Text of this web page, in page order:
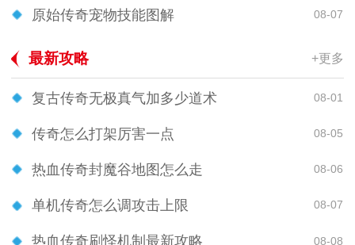
原始传奇宠物技能图解 08-07
最新攻略 +更多
复古传奇无极真气加多少道术 08-01
传奇怎么打架厉害一点 08-05
热血传奇封魔谷地图怎么走 08-06
单机传奇怎么调攻击上限 08-07
热血传奇刷怪机制最新攻略 08-08